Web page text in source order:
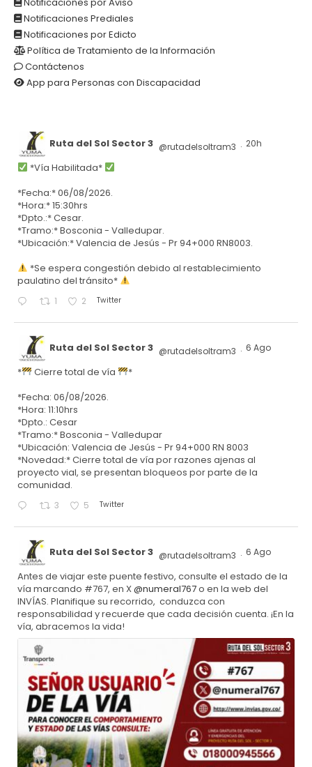
Notificaciones Prediales
Notificaciones por Edicto
Política de Tratamiento de la Información
Contáctenos
App para Personas con Discapacidad
Ruta del Sol Sector 3 @rutadelsoltram3 · 20h
*Vía Habilitada*
*Fecha:* 06/08/2026.
*Hora:* 15:30hrs
*Dpto.:* Cesar.
*Tramo:* Bosconia - Valledupar.
*Ubicación:* Valencia de Jesús - Pr 94+000 RN8003.
*Se espera congestión debido al restablecimiento
paulatino del tránsito*
1 2 Twitter
Ruta del Sol Sector 3 @rutadelsoltram3 · 6 Ago
* Cierre total de vía
*
*Fecha: 06/08/2026.
*Hora: 11:10hrs
*Dpto.: Cesar
*Tramo:* Bosconia - Valledupar
*Ubicación: Valencia de Jesús - Pr 94+000 RN 8003
*Novedad:* Cierre total de vía por razones ajenas al
proyecto vial, se presentan bloqueos por parte de la
comunidad.
3 5 Twitter
Ruta del Sol Sector 3 @rutadelsoltram3 · 6 Ago
Antes de viajar este puente festivo, consulte el estado de la
vía marcando #767, en X@numeral767o en la web del
INVÍAS. Planifique su recorrido, conduzca con
responsabilidad y recuerde que cada decisión cuenta. ¡En la
vía, abracemos la vida!